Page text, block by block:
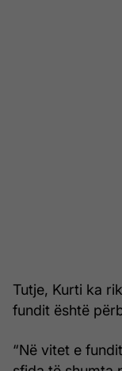
Tutje, Kurti ka
fundit është
“Në vitet e